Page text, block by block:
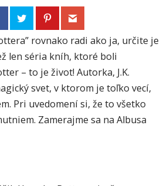
rovnako radi ako ja, určite je
len séria kníh, ktoré boli
– to je život! Autorka, J.K.
svet, v ktorom je toľko vecí,
Pri uvedomení si, že to všetko
Zamerajme sa na Albusa